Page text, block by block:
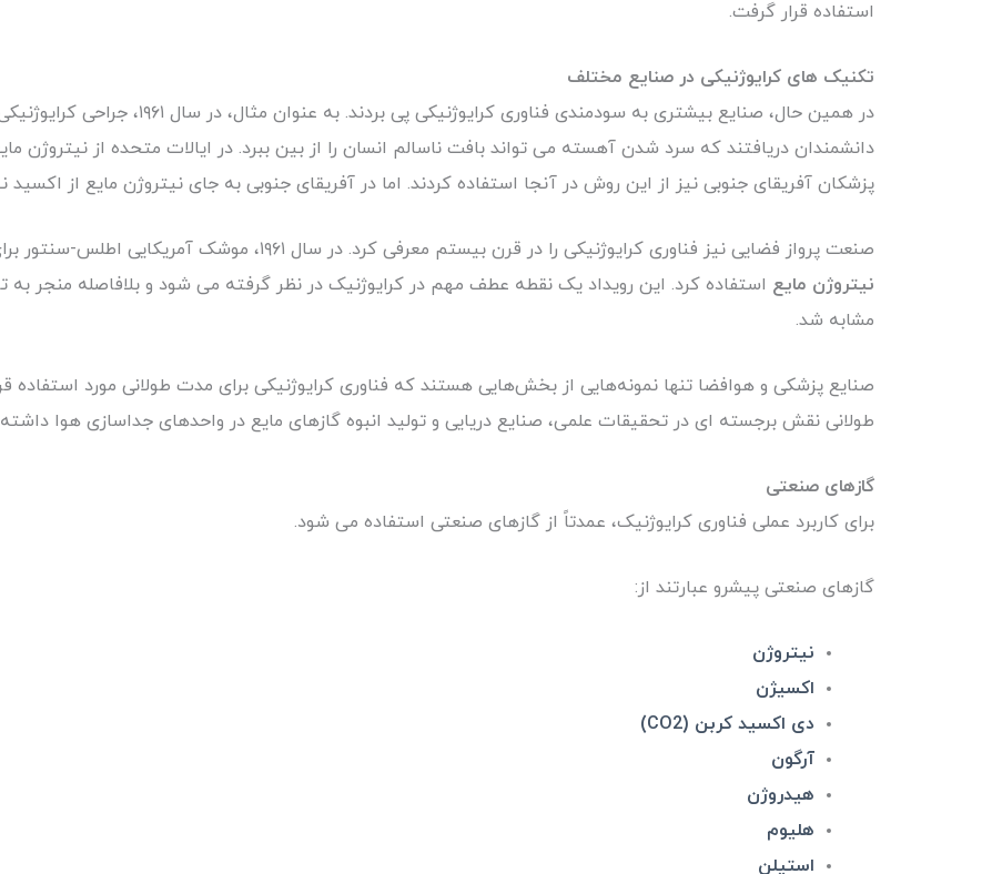
استفاده قرار گرفت.
تکنیک های کرایوژنیکی در صنایع مختلف
در همین حال، صنایع بیشتری به سودمندی
دانشمندان دریافتند که سرد شدن آهسته می تواند بافت ناسالم انسان را از بین ببرد. در ایالات متحده از نیتروژن
پزشکان آفریقای جنوبی نیز از این روش در آنجا استفاده کردند. اما در آفریقای جنوبی به جای نیتروژن مایع از اکسید
صنعت پرواز فضایی نیز فناوری کرایوژنیکی را در قرن بیستم معرفی کرد. در سال ۱۹۶۱، موشک آمریکایی اطلس-سنتور برای اولین بار در برنامه فضایی از
نیتروژن مایع استفاده کرد. این رویداد یک نقطه عطف مهم در کرایوژنیک در نظر گرفته می شود و بلافاصله منجر به
مشابه شد.
صنایع پزشکی و هوافضا تنها نمونه‌هایی از بخش‌هایی هستند که فناوری کرایوژنیکی برای مدت طولانی مورد
طولانی نقش برجسته ای در تحقیقات علمی، صنایع دریایی و تولید انبوه گازهای مایع در واحدهای جداسازی هوا
گازهای صنعتی
برای کاربرد عملی فناوری کرایوژنیک، عمدتاً از گازهای صنعتی استفاده می شود.
گازهای صنعتی پیشرو عبارتند از:
نیتروژن
اکسیژن
دی اکسید کربن (CO2)
آرگون
هیدروژن
هلیوم
استیلن